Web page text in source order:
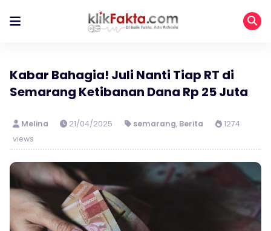
Kabar Bahagia! Juli Nanti Tiap RT di
Semarang Ketibanan Dana Rp 25 Juta
Melina 21/04/2025 semarang, Berita
1274
views